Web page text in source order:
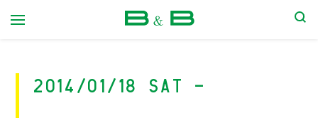
2014/01/18 Sat -